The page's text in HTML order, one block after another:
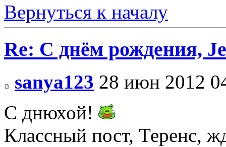
Вернуться к началу
Re: С днём рождения,
sanya123 28 июн 2012
С днюхой!
Классный пост, Теренс,